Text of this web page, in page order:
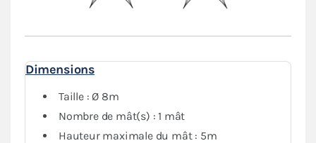
Dimensions
Taille : Ø 8m
Nombre de mât(s) : 1 mât
Hauteur maximale du mât : 5m